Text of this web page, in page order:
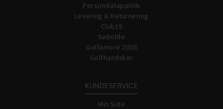
Persondatapolitik
Levering & Returnering
Club19
Søbolde
Golfamore 2026
Golfhandsker
KUNDESERVICE
Min Side